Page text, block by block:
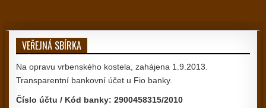
VEŘEJNÁ SBÍRKA
Na opravu vrbenského kostela, zahájena 1.9.2013.
Transparentní bankovní účet u Fio banky.
Číslo účtu / Kód banky: 2900458315/2010